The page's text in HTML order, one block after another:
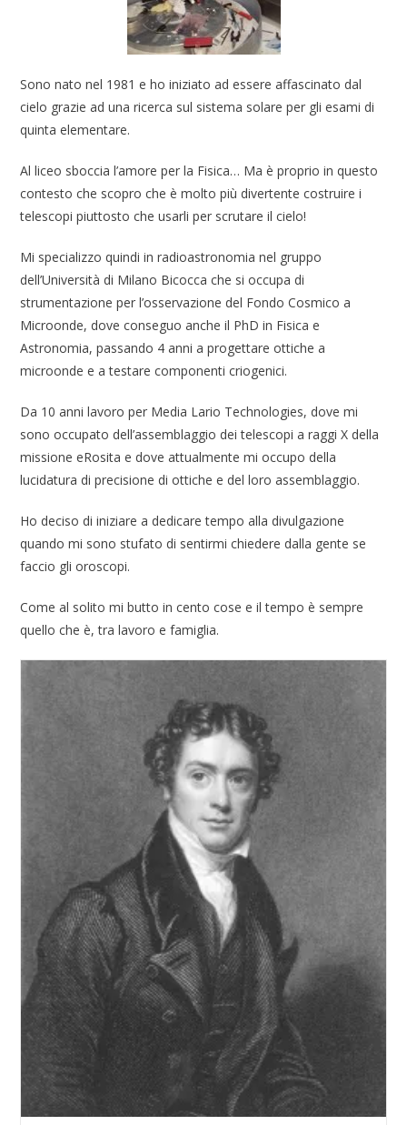
Sono nato nel 1981 e ho iniziato ad essere affascinato dal
cielo grazie ad una ricerca sul sistema solare per gli esami di
quinta elementare.
Al liceo sboccia l’amore per la Fisica… Ma è proprio in questo
contesto che scopro che è molto più divertente costruire i
telescopi piuttosto che usarli per scrutare il cielo!
Mi specializzo quindi in radioastronomia nel gruppo
dell’Università di Milano Bicocca che si occupa di
strumentazione per l’osservazione del Fondo Cosmico a
Microonde, dove conseguo anche il PhD in Fisica e
Astronomia, passando 4 anni a progettare ottiche a
microonde e a testare componenti criogenici.
Da 10 anni lavoro per Media Lario Technologies, dove mi
sono occupato dell’assemblaggio dei telescopi a raggi X della
missione eRosita e dove attualmente mi occupo della
lucidatura di precisione di ottiche e del loro assemblaggio.
Ho deciso di iniziare a dedicare tempo alla divulgazione
quando mi sono stufato di sentirmi chiedere dalla gente se
faccio gli oroscopi.
Come al solito mi butto in cento cose e il tempo è sempre
quello che è, tra lavoro e famiglia.